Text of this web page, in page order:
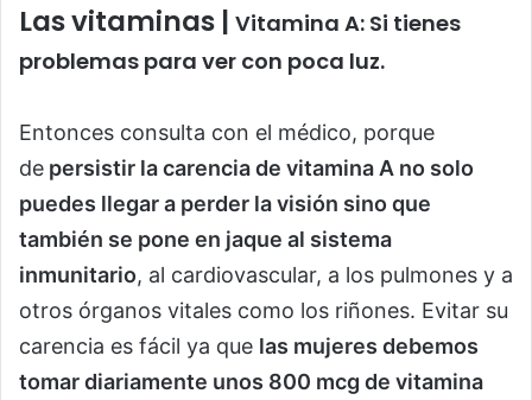
Las vitaminas | Vitamina A: Si tienes
problemas para ver con poca luz.
Entonces consulta con el médico, porque
de persistir la carencia de vitamina A no solo
puedes llegar a perder la visión sino que
también se pone en jaque al sistema
inmunitario, al cardiovascular, a los pulmones y a
otros órganos vitales como los riñones. Evitar su
carencia es fácil ya que las mujeres debemos
tomar diariamente unos 800 mcg de vitamina